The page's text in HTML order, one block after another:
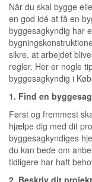
Når du skal bygge
en god idé at få en
byggesagkyndig har
sikre, at arbejdet
regler. Her er nogle
byggesagkyndig i
1. Find en
Først og fremmest
hjælpe dig med dit
byggesagkyndiges
du kan bede om
tidligere har haft
2. Beskriv dit projekt